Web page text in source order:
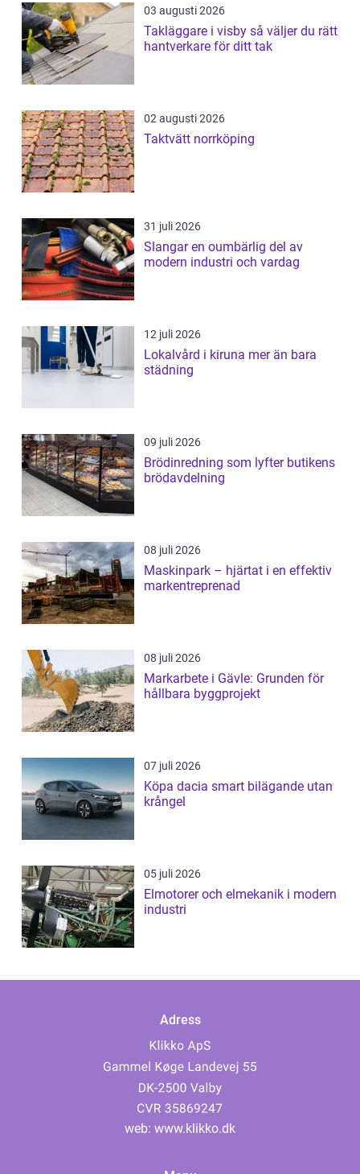
03 augusti 2026
Takläggare i visby så väljer du rätt
hantverkare för ditt tak
02 augusti 2026
Taktvätt norrköping
31 juli 2026
Slangar en oumbärlig del av
modern industri och vardag
12 juli 2026
Lokalvård i kiruna mer än bara
städning
09 juli 2026
Brödinredning som lyfter butikens
brödavdelning
08 juli 2026
Maskinpark – hjärtat i en effektiv
markentreprenad
08 juli 2026
Markarbete i Gävle: Grunden för
hållbara byggprojekt
07 juli 2026
Köpa dacia smart bilägande utan
krångel
05 juli 2026
Elmotorer och elmekanik i modern
industri
Adress
web: www.klikko.dk